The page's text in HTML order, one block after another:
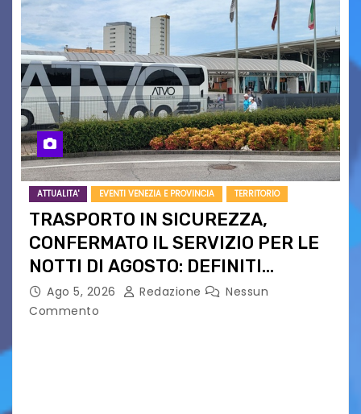
ATTUALITA' EVENTI VENEZIA E PROVINCIA TERRITORIO
TRASPORTO IN SICUREZZA,
CONFERMATO IL SERVIZIO PER LE
NOTTI DI AGOSTO: DEFINITI
PERCORSI, FERMATE E ORARIO
Ago 5, 2026 Redazione
Nessun
Commento